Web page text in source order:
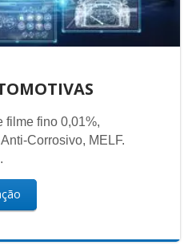
filme fino 0,01%,
Corrosivo, MELF.